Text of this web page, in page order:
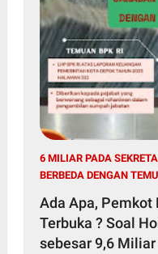
6 MILIAR PADA
BERBEDA DENGAN
Ada Apa, Pemkot
Terbuka ? Soal
sebesar 9,6